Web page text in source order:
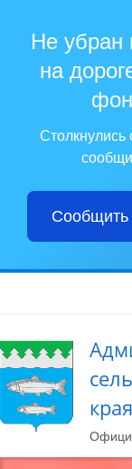
Не убран
на
Сообщить
края